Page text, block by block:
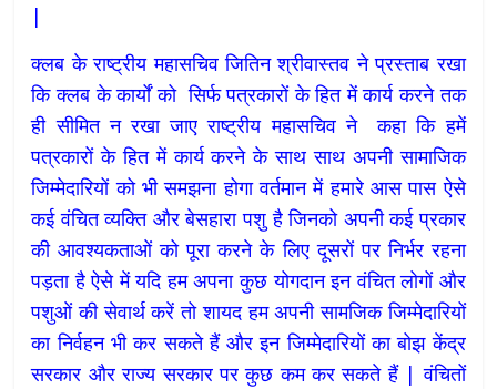
|
क्लब के राष्ट्रीय महासचिव जितिन श्रीवास्तव ने प्रस्ताब रखा
कि क्लब के कार्यों को सिर्फ पत्रकारों के हित में कार्य करने तक
ही सीमित न रखा जाए राष्ट्रीय महासचिव ने कहा कि हमें
पत्रकारों के हित में कार्य करने के साथ साथ अपनी सामाजिक
जिम्मेदारियों को भी समझना होगा वर्तमान में हमारे आस पास ऐसे
कई वंचित व्यक्ति और बेसहारा पशु है जिनको अपनी कई प्रकार
की आवश्यकताओं को पूरा करने के लिए दूसरों पर निर्भर रहना
पड़ता है ऐसे में यदि हम अपना कुछ योगदान इन वंचित लोगों और
पशुओं की सेवार्थ करें तो शायद हम अपनी सामजिक जिम्मेदारियों
का निर्वहन भी कर सकते हैं और इन जिम्मेदारियों का बोझ केंद्र
सरकार और राज्य सरकार पर कुछ कम कर सकते हैं | वंचितों